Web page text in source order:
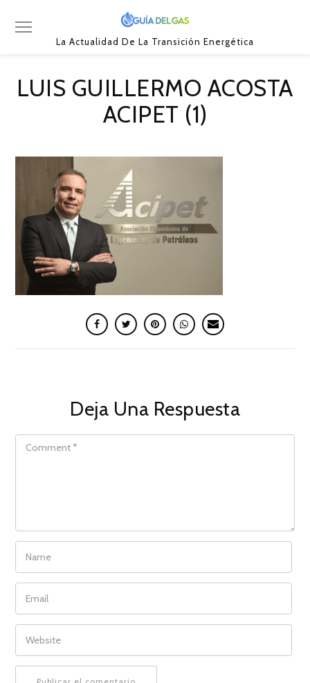
La Actualidad De La Transición Energética
LUIS GUILLERMO ACOSTA
ACIPET (1)
Deja Una Respuesta
COMMENT
NAME
EMAIL
WEBSITE